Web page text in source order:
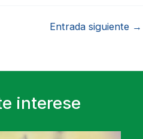
Entrada siguiente →
interese